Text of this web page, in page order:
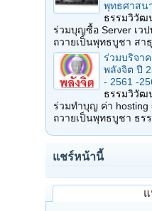
พุทธศาสน
ธรรมวิวัฒ
ร่วมบุญซื้อ Server เว
ถวายเป็นพุทธบูชา สา
ร่วมบริจา
พลังจิต ปี
- 2561 -
ธรรมวิวัฒ
ร่วมทำบุญ ค่า hosting
ถวายเป็นพุทธบูชา ธร
แชร์หน้านี้